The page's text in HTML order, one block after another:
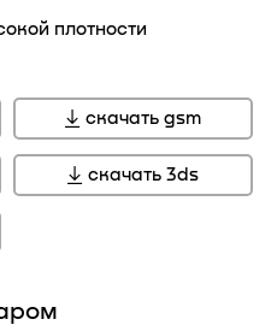
плотности
скачать gsm
скачать 3ds